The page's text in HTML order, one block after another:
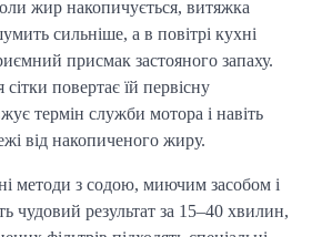
жир накопичується, витяжка
сильніше, а в повітрі кухні
присмак застояного запаху.
повертає їй первісну
термін служби мотора і навіть
від накопиченого жиру.
методи з содою, миючим засобом і
чудовий результат за 15–40 хвилин,